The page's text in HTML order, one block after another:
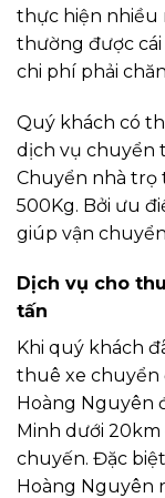
thực hiện nhiều
thường được
chi phí phải
Quý khách có
dịch vụ chuyển
Chuyển nhà trọ
500Kg. Bởi ưu
giúp vận
Dịch vụ cho
tấn
Khi quý khách
thuê xe chuyển
Hoàng Nguyên
Minh dưới
chuyến. Đặc
Hoàng Nguyên